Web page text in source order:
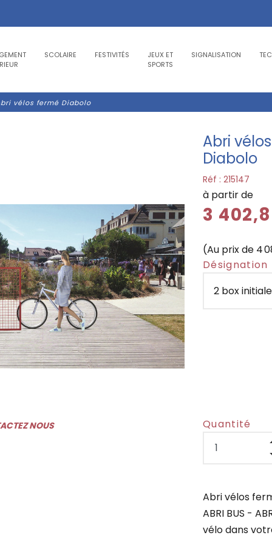
SCOLAIRE FESTIVITÉS
JEUX ET
SPORTS
SIGNALISATION
vélos fermé Diabolo
NOUS
Abri
Diabolo
Réf : 215147
à partir de
3
(Au prix de 4
Désignation
Quantité
Abri vélos
ABRI BUS -
vélo dans